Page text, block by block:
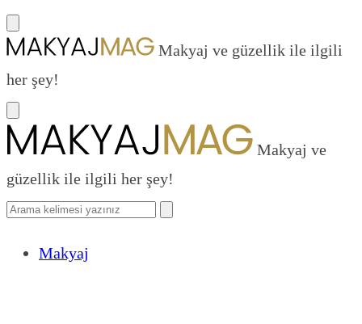
Makyaj ve güzellik ile ilgili
her şey!
Makyaj ve
güzellik ile ilgili her şey!
Makyaj